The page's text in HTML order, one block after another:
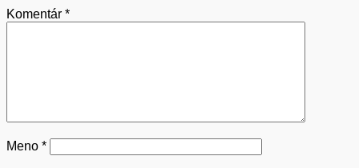
Komentár *
Meno *